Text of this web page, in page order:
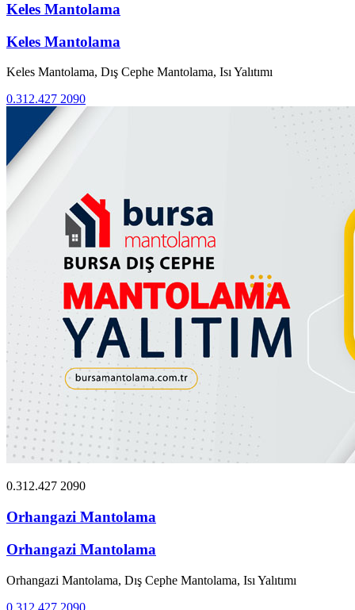
Keles Mantolama
Keles Mantolama
Keles Mantolama, Dış Cephe Mantolama, Isı Yalıtımı
0.312.427 2090
0.312.427 2090
Orhangazi Mantolama
Orhangazi Mantolama
Orhangazi Mantolama, Dış Cephe Mantolama, Isı Yalıtımı
0.312.427 2090